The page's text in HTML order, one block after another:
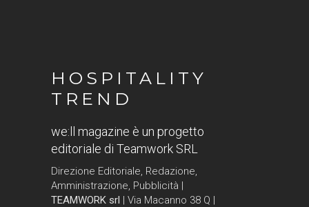
HOSPITALITY
TREND
we:ll magazine è un progetto
editoriale di Teamwork SRL
Direzione Editoriale, Redazione,
Amministrazione, Pubblicità |
TEAMWORK srl | Via Macanno 38 Q |